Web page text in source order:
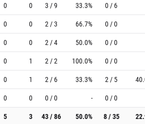
0 0 3 / 9 33.3% 0 / 6
0 0 2 / 3 66.7% 0 / 0
0 0 2 / 4 50.0% 0 / 0
0 1 2 / 2 100.0% 0 / 0
0 1 2 / 6 33.3% 2 / 5
0 0 0 / 0 - 0 / 0
5 3 43 / 86 50.0% 8 / 35